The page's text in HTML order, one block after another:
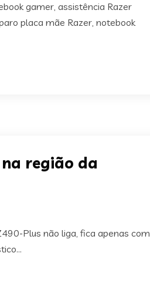
gamer, assistência Razer
placa mãe Razer, notebook
região da
Plus não liga, fica apenas com